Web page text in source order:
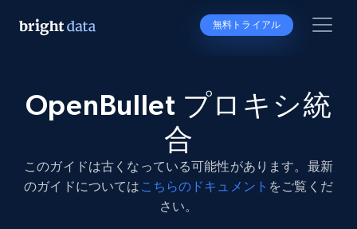
無料トライアル
OpenBullet プロキシ統
合
このガイドは古くなっている可能性があります。最新
のガイドについては こちらのドキュメント をご覧くだ
さい。